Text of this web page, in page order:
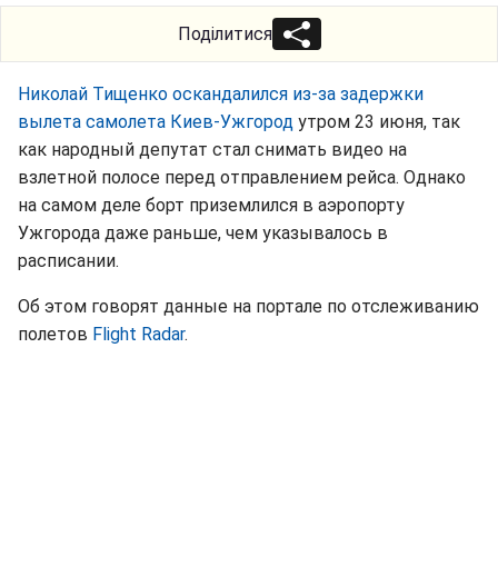
Поділитися
Николай Тищенко оскандалился из-за задержки
вылета самолета Киев-Ужгород утром 23 июня, так
как народный депутат стал снимать видео на
взлетной полосе перед отправлением рейса. Однако
на самом деле борт приземлился в аэропорту
Ужгорода даже раньше, чем указывалось в
расписании.
Об этом говорят данные на портале по отслеживанию
полетов Flight Radar.